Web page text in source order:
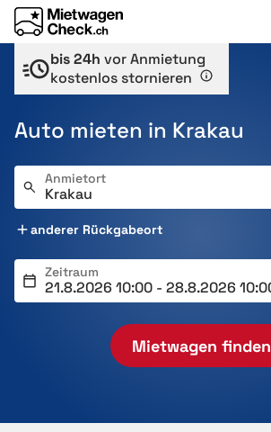
bis 24h vor Anmietung
kostenlos stornieren
Auto mieten in Krakau
Anmietort
anderer Rückgabeort
Zeitraum
Mietwagen finden